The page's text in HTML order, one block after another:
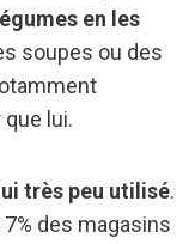
en les
soupes ou des
lui.
très peu utilisé.
des magasins